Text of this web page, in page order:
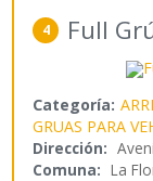
4 Full
Categoría:
GRUAS PARA
Dirección:
Comuna: La